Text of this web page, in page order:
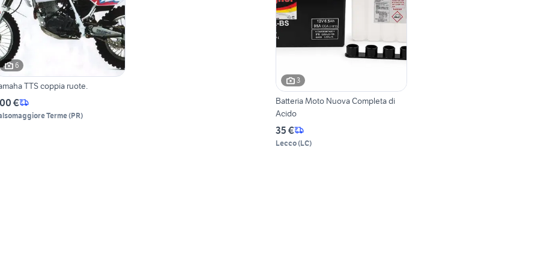
6
TTS coppia ruote.
€
Terme(PR)
3
Batteria Moto Nuova Completa di
Acido
35 €
Lecco(LC)